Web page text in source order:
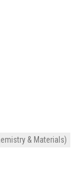
& Materials)